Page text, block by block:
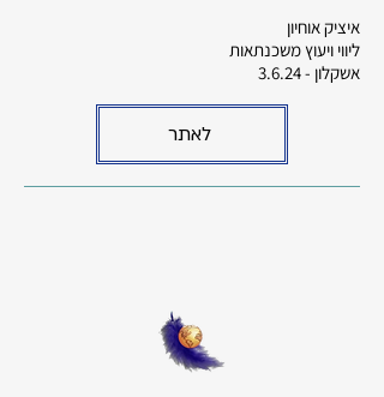
איציק אוחיון
ליווי ויעוץ משכנתאות
אשקלון - 3.6.24
לאתר